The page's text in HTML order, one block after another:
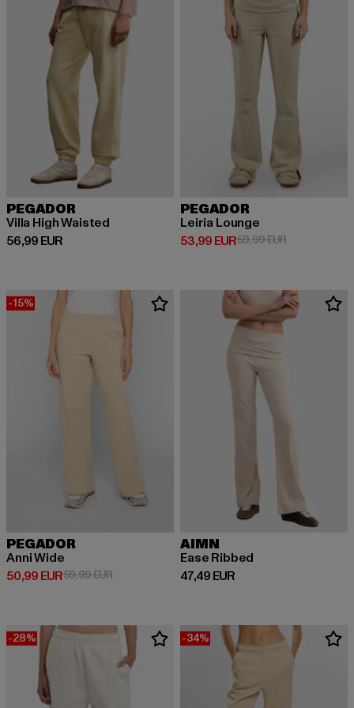
PEGADOR
Villa High Waisted
56,99 EUR
Prix courant: 56,99 EUR
PEGADOR
Leiria Lounge
53,99 EUR
Prix courant: 53,99 EUR
59,99 EURPrix en
-15%
PEGADOR
Anni Wide
50,99 EUR
Prix courant: 50,99 EUR
59,99 EURPrix en promotion: 59,99 EUR
AIMN
Ease Ribbed
47,49 EUR
Prix courant: 47,49 EUR
-28% -34%